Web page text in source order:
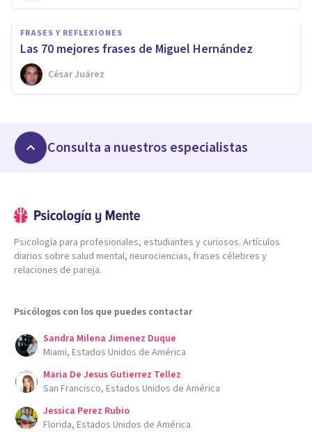
FRASES Y REFLEXIONES
Las 70 mejores frases de Miguel Hernández
César Juárez
Consulta a nuestros especialistas
Psicología para profesionales, estudiantes y curiosos. Artículos
diarios sobre salud mental, neurociencias, frases célebres y
relaciones de pareja.
Psicólogos con los que puedes contactar
Sandra Milena Jimenez Duque
Miami, Estados Unidos de América
Maria De Jesus Gutierrez Tellez
San Francisco, Estados Unidos de América
Jessica Perez Rubio
Florida, Estados Unidos de América